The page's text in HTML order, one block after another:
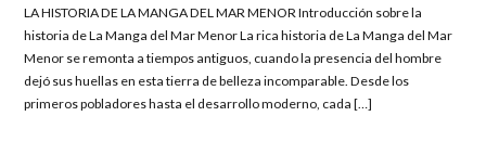
LA HISTORIA DE LA MANGA DEL MAR MENOR Introducción sobre la
historia de La Manga del Mar Menor La rica historia de La Manga del Mar
Menor se remonta a tiempos antiguos, cuando la presencia del hombre
dejó sus huellas en esta tierra de belleza incomparable. Desde los
primeros pobladores hasta el desarrollo moderno, cada […]